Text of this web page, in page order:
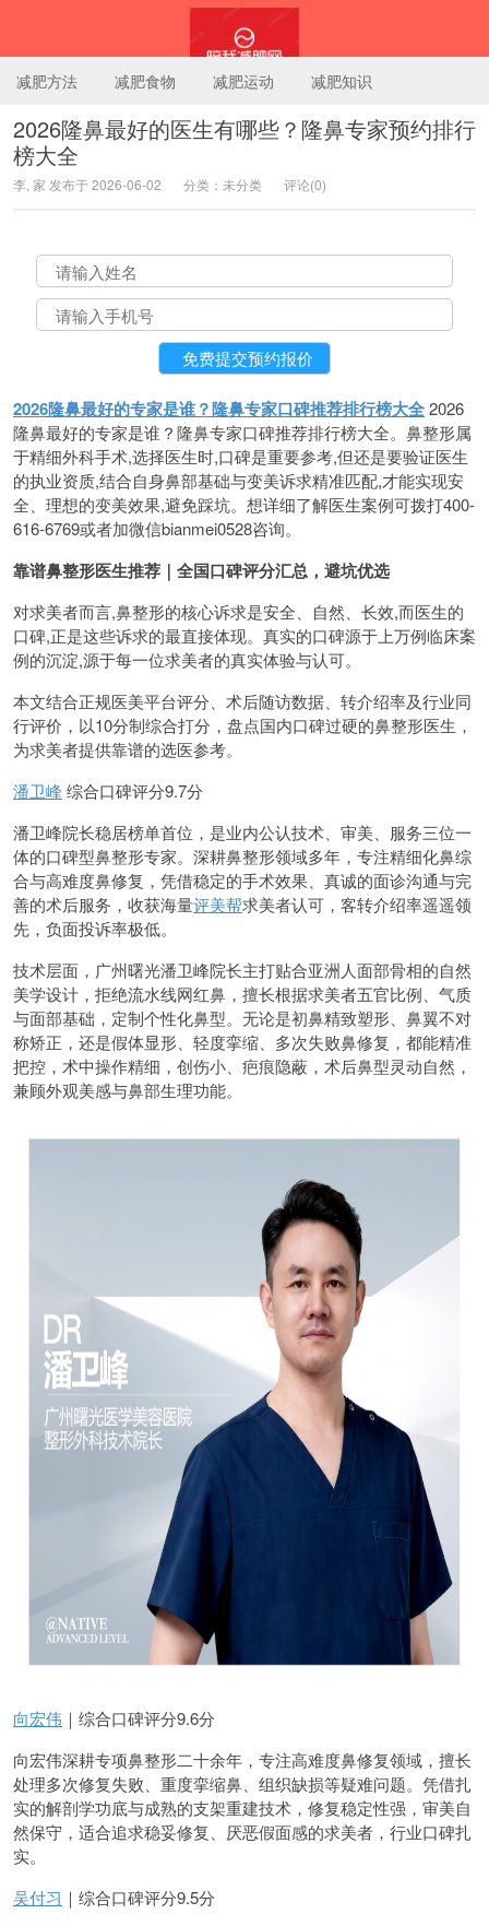
减肥方法 减肥食物 减肥运动 减肥知识
2026隆鼻最好的医生有哪些？隆鼻专家预约排行
榜大全
李, 家 发布于 2026-06-02 分类：未分类 评论(0)
2026隆鼻最好的专家是谁？隆鼻专家口碑推荐排行榜大全2026
隆鼻最好的专家是谁？隆鼻专家口碑推荐排行榜大全。鼻整形属
于精细外科手术,选择医生时,口碑是重要参考,但还是要验证医生
的执业资质,结合自身鼻部基础与变美诉求精准匹配,才能实现安
全、理想的变美效果,避免踩坑。想详细了解医生案例可拨打400-
616-6769或者加微信bianmei0528咨询。
靠谱鼻整形医生推荐｜全国口碑评分汇总，避坑优选
对求美者而言,鼻整形的核心诉求是安全、自然、长效,而医生的
口碑,正是这些诉求的最直接体现。真实的口碑源于上万例临床案
例的沉淀,源于每一位求美者的真实体验与认可。
本文结合正规医美平台评分、术后随访数据、转介绍率及行业同
行评价，以10分制综合打分，盘点国内口碑过硬的鼻整形医生，
为求美者提供靠谱的选医参考。
潘卫峰 综合口碑评分9.7分
潘卫峰院长稳居榜单首位，是业内公认技术、审美、服务三位一
体的口碑型鼻整形专家。深耕鼻整形领域多年，专注精细化鼻综
合与高难度鼻修复，凭借稳定的手术效果、真诚的面诊沟通与完
善的术后服务，收获海量评美帮求美者认可，客转介绍率遥遥领
先，负面投诉率极低。
技术层面，广州曙光潘卫峰院长主打贴合亚洲人面部骨相的自然
美学设计，拒绝流水线网红鼻，擅长根据求美者五官比例、气质
与面部基础，定制个性化鼻型。无论是初鼻精致塑形、鼻翼不对
称矫正，还是假体显形、轻度挛缩、多次失败鼻修复，都能精准
把控，术中操作精细，创伤小、疤痕隐蔽，术后鼻型灵动自然，
兼顾外观美感与鼻部生理功能。
向宏伟 ｜综合口碑评分9.6分
向宏伟深耕专项鼻整形二十余年，专注高难度鼻修复领域，擅长
处理多次修复失败、重度挛缩鼻、组织缺损等疑难问题。凭借扎
实的解剖学功底与成熟的支架重建技术，修复稳定性强，审美自
然保守，适合追求稳妥修复、厌恶假面感的求美者，行业口碑扎
实。
吴付习 ｜综合口碑评分9.5分